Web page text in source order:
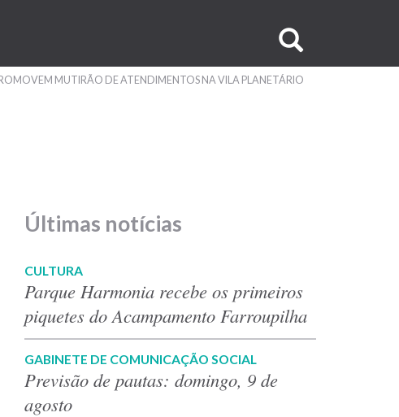
no
MUTIRÃO DE ATENDIMENTOS NA VILA PLANETÁRIO
Últimas notícias
CULTURA
Parque Harmonia recebe os primeiros
piquetes do Acampamento Farroupilha
GABINETE DE COMUNICAÇÃO SOCIAL
Previsão de pautas: domingo, 9 de
agosto